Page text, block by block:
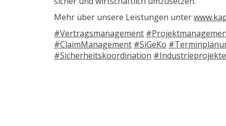
Mehr über unsere Leistungen unter
#Vertragsmanagement
#ClaimManagement #SiGeKo
#Sicherheitskoordination #Industrieprojekte